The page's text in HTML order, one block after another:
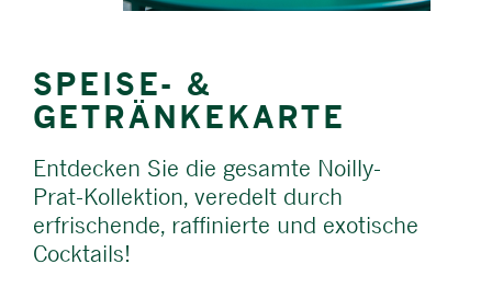
SPEISE- &
GETRÄNKEKARTE
Entdecken Sie die gesamte Noilly-
Prat-Kollektion, veredelt durch
erfrischende, raffinierte und exotische
Cocktails!